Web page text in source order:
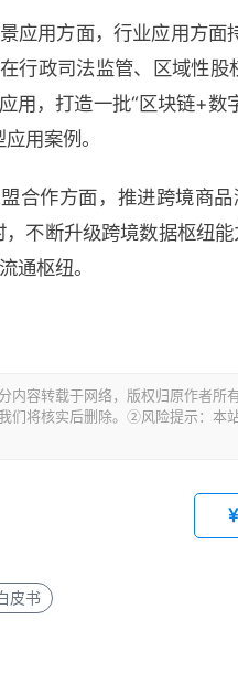
应用方面，行业应用方
行政司法监管、区域性
用，打造一批“区块链+数
用案例。
合作方面，推进跨境商
，不断升级跨境数据枢纽
通枢纽。
内容转载于网络，版权归原作者所
们将核实后删除。②风险提示：本
皮书